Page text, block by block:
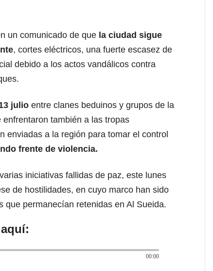
un comunicado de que la ciudad sigue
, cortes eléctricos, una fuerte escasez de
debido a los actos vandálicos contra
julio entre clanes beduinos y grupos de la
también a las tropas
enviadas a la región para tomar el control
frente de violencia.
iniciativas fallidas de paz, este lunes
de hostilidades, en cuyo marco han sido
que permanecían retenidas en Al Sueida.
00:00